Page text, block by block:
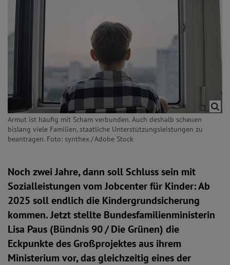
Armut ist häufig mit Scham verbunden. Auch deshalb scheuen
bislang viele Familien, staatliche Unterstützungsleistungen zu
beantragen. Foto: synthex / Adobe Stock
Noch zwei Jahre, dann soll Schluss sein mit
Sozialleistungen vom Jobcenter für Kinder: Ab
2025 soll endlich die Kindergrundsicherung
kommen. Jetzt stellte Bundesfamilienministerin
Lisa Paus (Bündnis 90 / Die Grünen) die
Eckpunkte des Großprojektes aus ihrem
Ministerium vor, das gleichzeitig eines der